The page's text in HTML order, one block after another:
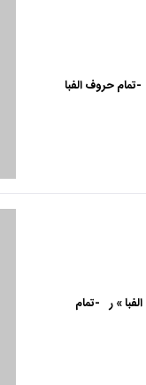
-تمام حروف الفبا
» ر -تمام